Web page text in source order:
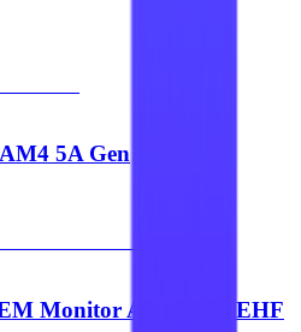
5A Gen
Monitor Asus VZ27EHF